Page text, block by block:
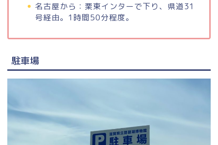
名古屋から：栗東インターで下り、県道31
号経由。1時間50分程度。
駐車場